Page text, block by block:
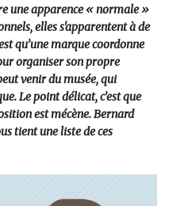
une apparence « normale »
elles s'apparentent à de
qu’une marque coordonne
organiser son propre
venir du musée, qui
Le point délicat, c’est que
est mécène. Bernard
tient une liste de ces